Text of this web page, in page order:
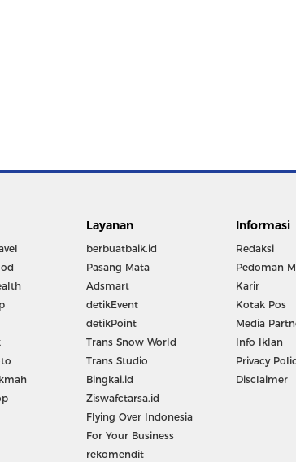
Layanan
berbuatbaik.id
Pasang Mata
Adsmart
detikEvent
detikPoint
Trans Snow World
Trans Studio
Bingkai.id
Ziswafctarsa.id
Flying Over Indonesia
For Your Business
rekomendit
Informasi
Redaksi
Pedoman
Karir
Kotak Pos
Media
Info Iklan
Privacy
Disclaimer